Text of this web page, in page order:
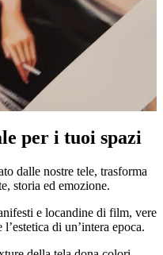
per i tuoi spazi
dalle nostre tele, trasforma
storia ed emozione.
e locandine di film, vere
di un’intera epoca.